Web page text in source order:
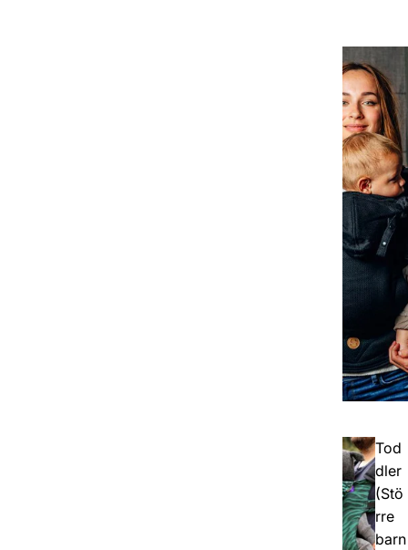
Tod
dler
(Stö
rre
barn